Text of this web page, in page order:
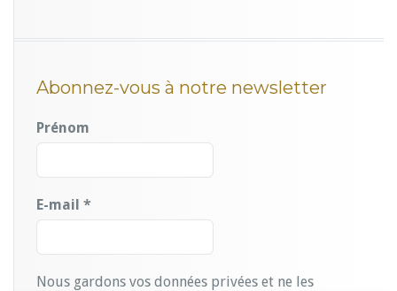
Abonnez-vous à notre newsletter
Prénom
E-mail *
Nous gardons vos données privées et ne les